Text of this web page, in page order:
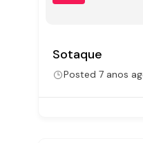
Sotaque
Posted 7 anos